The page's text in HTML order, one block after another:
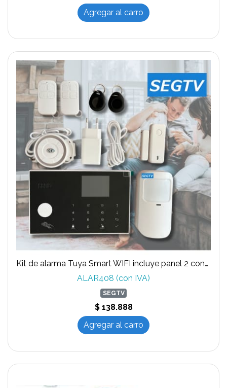
Agregar al carro
Kit de alarma Tuya Smart WIFI incluye panel 2 controles 1 infrarrojo 1 magnético
ALAR408 (con IVA)
SEGTV
$ 138.888
Agregar al carro